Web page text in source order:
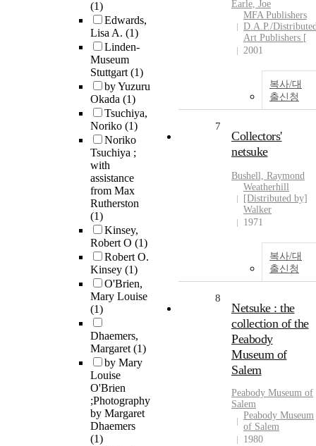
(1)
Edwards,
Lisa A. (1)
Linden-
Museum
Stuttgart(1)
by Yuzuru
Okada (1)
Tsuchiya,
Noriko (1)
Noriko
Tsuchiya ;
with
assistance
from Max
Rutherston
(1)
Kinsey,
Robert O (1)
Robert O.
Kinsey (1)
O'Brien,
Mary Louise
(1)
Dhaemers,
Margaret(1)
by Mary
Louise
O'Brien
;Photography
by Margaret
Dhaemers
(1)
Earle, Joe
MFA Publishers
D.A.P./
Art Publishers [
2001
복사/대
출신청
7
Collectors'
netsuke
Bushell, Raymond
Weatherhill
[Distributed by]
Walker
1971
복사/대
출신청
8
Netsuke : the
collection of the
Peabody
Museum of
Salem
Peabody Museum of
Salem
Peabody Museum
of Salem
1980